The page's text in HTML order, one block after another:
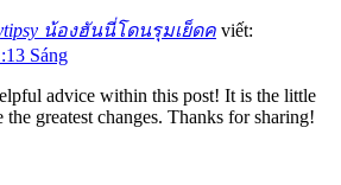
น้องฮันนี่โดนรุมเย็ดค viết:
Sáng
advice within this post! It is the little
the greatest changes. Thanks for sharing!